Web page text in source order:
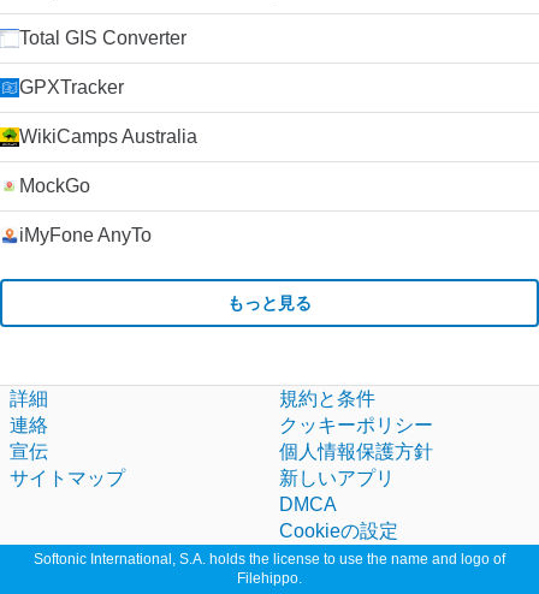
Total GIS Converter
GPXTracker
WikiCamps Australia
MockGo
iMyFone AnyTo
もっと見る
詳細
連絡
宣伝
サイトマップ
規約と条件
クッキーポリシー
個人情報保護方針
新しいアプリ
DMCA
Cookieの設定
Softonic International, S.A. holds the license to use the name and logo of
Filehippo.